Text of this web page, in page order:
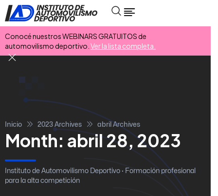
Conocé nuestros WEBINARS GRATUITOS de
automovilismo deportivo. Ver la lista completa.
Inicio 2023 Archives abril Archives
Month: abril 28, 2023
Instituto de Automovilismo Deportivo · Formación profesional
para la alta competición